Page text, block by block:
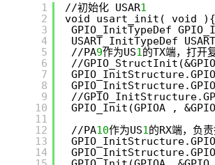
1
2
3
4
5
6
7
8
9
10
11
12
13
14
//初始化 USAR1
void usart_init( void ){
GPIO_InitTypeDef
USART_InitTypeDef
//PA9作为US1的TX端，打开
//
//
GPIO_Init(GPIOA ,
//PA10作为US1的RX端，负